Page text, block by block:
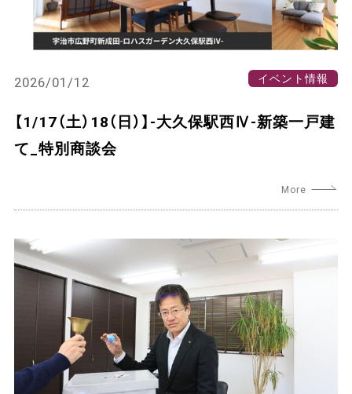
2026/01/12 イベント情報
【1/17（土）18（日）】-大久保駅西Ⅳ-新築一戸建
て_特別商談会